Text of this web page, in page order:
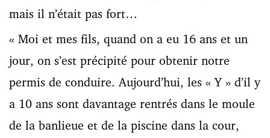
mais il n’était pas fort…
« Moi et mes fils, quand on a eu 16 ans et un
jour, on s’est précipité pour obtenir notre
permis de conduire. Aujourd’hui, les « Y » d’il y
a 10 ans sont davantage rentrés dans le moule
de la banlieue et de la piscine dans la cour,